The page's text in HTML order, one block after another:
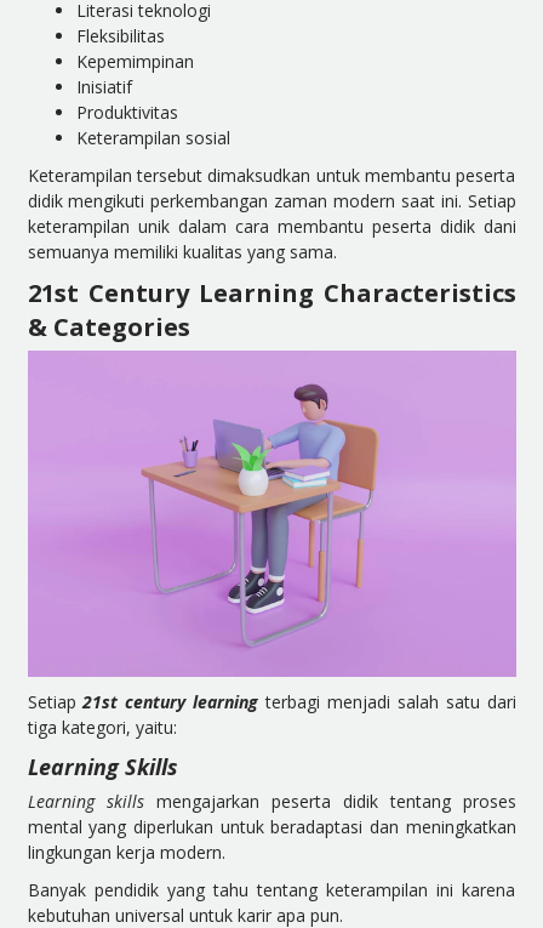
Literasi teknologi
Fleksibilitas
Kepemimpinan
Inisiatif
Produktivitas
Keterampilan sosial
Keterampilan tersebut dimaksudkan untuk membantu peserta
didik mengikuti perkembangan zaman modern saat ini. Setiap
keterampilan unik dalam cara membantu peserta didik dani
semuanya memiliki kualitas yang sama.
21st Century Learning Characteristics
& Categories
Setiap21st century learning terbagi menjadi salah satu dari
tiga kategori, yaitu:
Learning Skills
Learning skillsmengajarkan peserta didik tentang proses
mental yang diperlukan untuk beradaptasi dan meningkatkan
lingkungan kerja modern.
Banyak pendidik yang tahu tentang keterampilan ini karena
kebutuhan universal untuk karir apa pun.